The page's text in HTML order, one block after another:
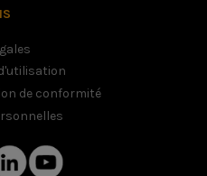
de conformité